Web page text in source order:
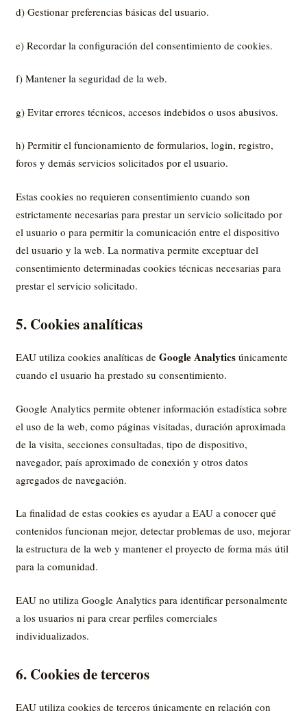
d) Gestionar preferencias básicas del usuario.
e) Recordar la configuración del consentimiento de cookies.
f) Mantener la seguridad de la web.
g) Evitar errores técnicos, accesos indebidos o usos abusivos.
h) Permitir el funcionamiento de formularios, login, registro,
foros y demás servicios solicitados por el usuario.
Estas cookies no requieren consentimiento cuando son
estrictamente necesarias para prestar un servicio solicitado por
el usuario o para permitir la comunicación entre el dispositivo
del usuario y la web. La normativa permite exceptuar del
consentimiento determinadas cookies técnicas necesarias para
prestar el servicio solicitado.
5. Cookies analíticas
EAU utiliza cookies analíticas de Google Analyticsúnicamente
cuando el usuario ha prestado su consentimiento.
Google Analytics permite obtener información estadística sobre
el uso de la web, como páginas visitadas, duración aproximada
de la visita, secciones consultadas, tipo de dispositivo,
navegador, país aproximado de conexión y otros datos
agregados de navegación.
La finalidad de estas cookies es ayudar a EAU a conocer qué
contenidos funcionan mejor, detectar problemas de uso, mejorar
la estructura de la web y mantener el proyecto de forma más útil
para la comunidad.
EAU no utiliza Google Analytics para identificar personalmente
a los usuarios ni para crear perfiles comerciales
individualizados.
6. Cookies de terceros
EAU utiliza cookies de terceros únicamente en relación con